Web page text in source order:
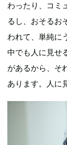
わったり、コミ
るし、おそるお
われて、単純に
中でも人に見せ
があるから、そ
あります。人に